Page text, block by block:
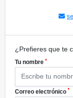
¿Prefieres que te
Tu nombre *
Correo electrónico *